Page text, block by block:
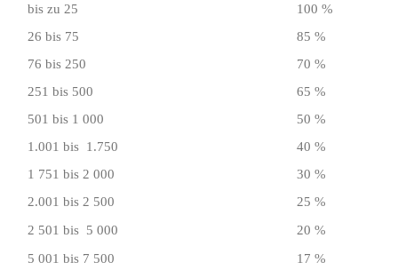
bis zu 25
100 %
26 bis 75
85 %
76 bis 250
70 %
251 bis 500
65 %
501 bis 1 000
50 %
1.001 bis 1.750
40 %
1 751 bis 2 000
30 %
2.001 bis 2 500
25 %
2 501 bis 5 000
20 %
5 001 bis 7 500
17 %